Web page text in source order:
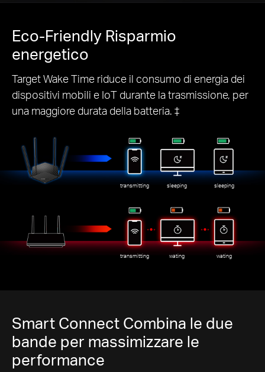
Eco-Friendly Risparmio
energetico
Target Wake Time riduce il consumo di energia dei
dispositivi mobili e IoT durante la trasmissione, per
una maggiore durata della batteria. ‡
transmitting sleeping sleeping
transmitting wating wating
Smart Connect Combina le due
bande per massimizzare le
performance